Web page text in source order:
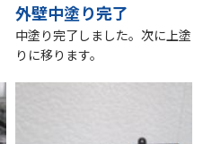
外壁中塗り完了
中塗り完了しました。次に上塗
りに移ります。